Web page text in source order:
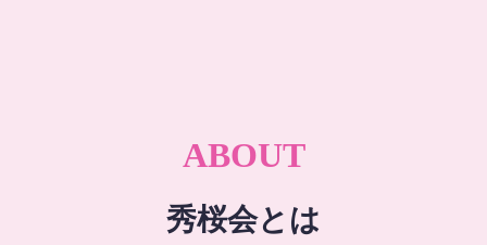
ABOUT
秀桜会とは